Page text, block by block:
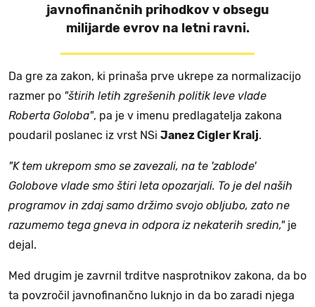
javnofinančnih prihodkov v obsegu
milijarde evrov na letni ravni.
Da gre za zakon, ki prinaša prve ukrepe za normalizacijo
razmer po "štirih letih zgrešenih politik leve vlade
Roberta Goloba", pa je v imenu predlagatelja zakona
poudaril poslanec iz vrst NSi Janez Cigler Kralj.
"K tem ukrepom smo se zavezali, na te 'zablode'
Golobove vlade smo štiri leta opozarjali. To je del naših
programov in zdaj samo držimo svojo obljubo, zato ne
razumemo tega gneva in odpora iz nekaterih sredin," je
dejal.
Med drugim je zavrnil trditve nasprotnikov zakona, da bo
ta povzročil javnofinančno luknjo in da bo zaradi njega